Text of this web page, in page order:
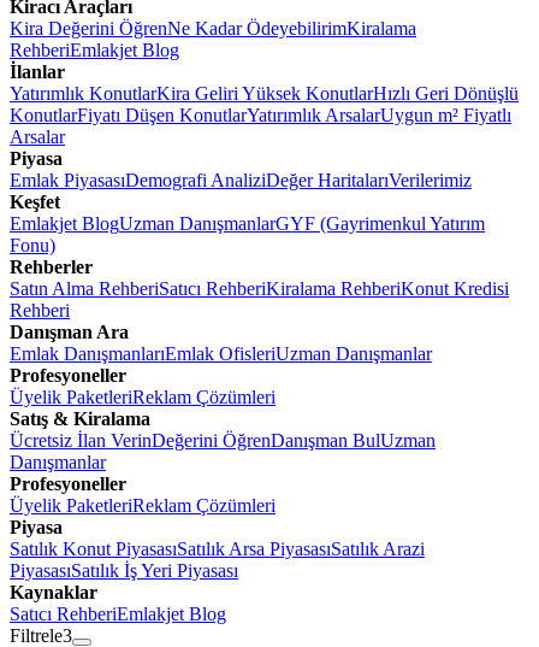
Kiracı Araçları
Kira Değerini ÖğrenNe Kadar ÖdeyebilirimKiralama
RehberiEmlakjet Blog
İlanlar
Yatırımlık KonutlarKira Geliri Yüksek KonutlarHızlı Geri Dönüşlü
KonutlarFiyatı Düşen KonutlarYatırımlık ArsalarUygun m² Fiyatlı
Arsalar
Piyasa
Emlak PiyasasıDemografi AnaliziDeğer HaritalarıVerilerimiz
Keşfet
Emlakjet BlogUzman DanışmanlarGYF (Gayrimenkul Yatırım
Fonu)
Rehberler
Satın Alma RehberiSatıcı RehberiKiralama RehberiKonut Kredisi
Rehberi
Danışman Ara
Emlak DanışmanlarıEmlak OfisleriUzman Danışmanlar
Profesyoneller
Üyelik PaketleriReklam Çözümleri
Satış & Kiralama
Ücretsiz İlan VerinDeğerini ÖğrenDanışman BulUzman
Danışmanlar
Profesyoneller
Üyelik PaketleriReklam Çözümleri
Piyasa
Satılık Konut PiyasasıSatılık Arsa PiyasasıSatılık Arazi
PiyasasıSatılık İş Yeri Piyasası
Kaynaklar
Satıcı RehberiEmlakjet Blog
Filtrele3